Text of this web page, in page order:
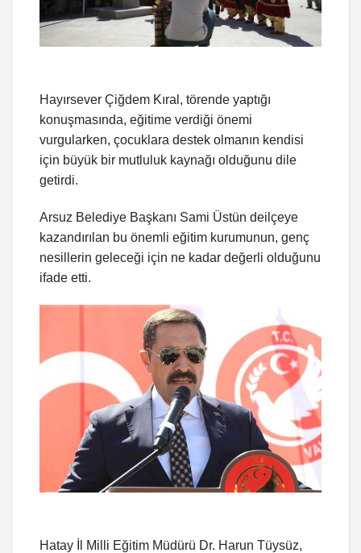
Hayırsever Çiğdem Kıral, törende yaptığı
konuşmasında, eğitime verdiği önemi
vurgularken, çocuklara destek olmanın kendisi
için büyük bir mutluluk kaynağı olduğunu dile
getirdi.
Arsuz Belediye Başkanı Sami Üstün deilçeye
kazandırılan bu önemli eğitim kurumunun, genç
nesillerin geleceği için ne kadar değerli olduğunu
ifade etti.
Hatay İl Milli Eğitim Müdürü Dr. Harun Tüysüz,